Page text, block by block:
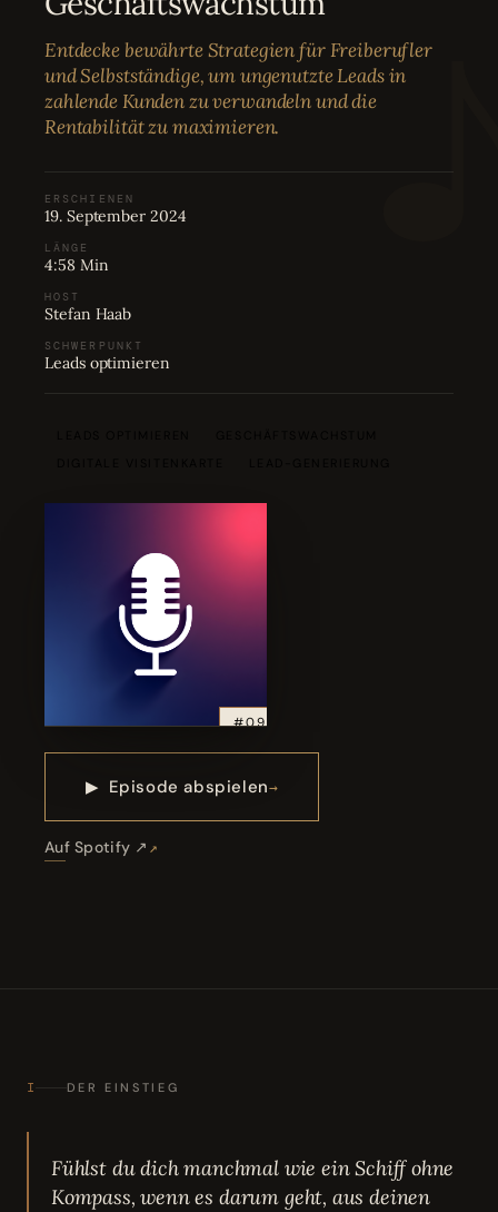
Bewertungen
Karriere
Entdecke bewährte Strategien für Freiberufler
und Selbstständige, um ungenutzte Leads in
zahlende Kunden zu verwandeln und die
Rentabilität zu maximieren.
ERSCHIENEN
19. September 2024
LÄNGE
4:58 Min
HOST
Stefan Haab
SCHWERPUNKT
Leads optimieren
#09
▶ Episode abspielen
Auf Spotify ↗
I DER EINSTIEG
Fühlst du dich manchmal wie ein Schiff ohne
Kompass, wenn es darum geht, aus deinen